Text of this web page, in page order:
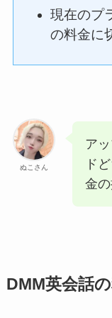
現在のプ
の料金に
ぬこさん
ア
ド
金
DMM英会話